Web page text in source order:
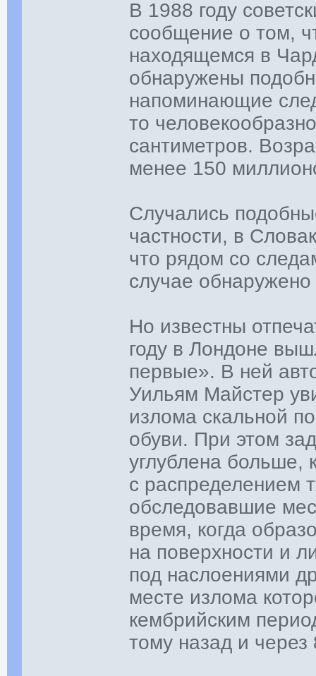
В 1988 году
сообщение о том,
находящемся в
обнаружены
напоминающие
то
сантиметров.
менее 150
Случались
частности, в
что рядом со
случае
Но известны
году в Лондоне
первые». В ней
Уильям Майстер
излома скальной
обуви. При этом
углублена больше,
с распределением
обследовавшие
время, когда
на поверхности и
под наслоениями
месте излома
кембрийским
тому назад и